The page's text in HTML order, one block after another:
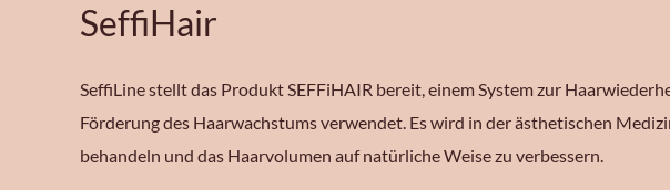
SeffiHair
SeffiLine stellt das Produkt SEFFiHAIR bereit, einem System zur
Förderung des Haarwachstums verwendet. Es wird in der ästhetischen
behandeln und das Haarvolumen auf natürliche Weise zu verbessern.